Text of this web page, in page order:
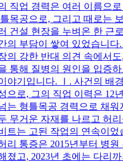
직업 경력은 여러 이름으
목공으로, 그리고 때로는
건설 현장을 누벼온 한 근
의 부담이 쌓여 있었습니다
의 강한 반대 의견 속에서
통해 질병의 원인을 입증
야기입니다. Ⅰ. 사건의 배
으로, 그의 직업 이력은 12
는 형틀목공 경력으로 채워
무거운 자재를 나르고 허
트는 고된 작업의 연속이었
리 통증은 2015년부터 병원
졌고, 2023년 초에는 다리